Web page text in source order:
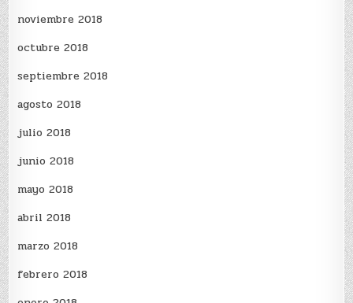
noviembre 2018
octubre 2018
septiembre 2018
agosto 2018
julio 2018
junio 2018
mayo 2018
abril 2018
marzo 2018
febrero 2018